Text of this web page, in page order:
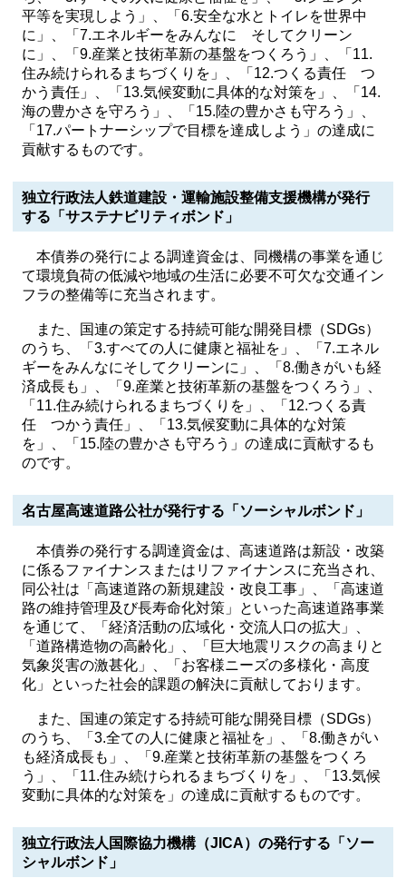
平等を実現しよう」、「6.安全な水とトイレを世界中
に」、「7.エネルギーをみんなに そしてクリーン
に」、「9.産業と技術革新の基盤をつくろう」、「11.
住み続けられるまちづくりを」、「12.つくる責任 つ
かう責任」、「13.気候変動に具体的な対策を」、「14.
海の豊かさを守ろう」、「15.陸の豊かさも守ろう」、
「17.パートナーシップで目標を達成しよう」の達成に
貢献するものです。
独立行政法人鉄道建設・運輸施設整備支援機構が発行
する「サステナビリティボンド」
本債券の発行による調達資金は、同機構の事業を通じ
て環境負荷の低減や地域の生活に必要不可欠な交通イン
フラの整備等に充当されます。
また、国連の策定する持続可能な開発目標（SDGs）
のうち、「3.すべての人に健康と福祉を」、「7.エネル
ギーをみんなにそしてクリーンに」、「8.働きがいも経
済成長も」、「9.産業と技術革新の基盤をつくろう」、
「11.住み続けられるまちづくりを」、「12.つくる責
任 つかう責任」、「13.気候変動に具体的な対策
を」、「15.陸の豊かさも守ろう」の達成に貢献するも
のです。
名古屋高速道路公社が発行する「ソーシャルボンド」
本債券の発行する調達資金は、高速道路は新設・改築
に係るファイナンスまたはリファイナンスに充当され、
同公社は「高速道路の新規建設・改良工事」、「高速道
路の維持管理及び長寿命化対策」といった高速道路事業
を通じて、「経済活動の広域化・交流人口の拡大」、
「道路構造物の高齢化」、「巨大地震リスクの高まりと
気象災害の激甚化」、「お客様ニーズの多様化・高度
化」といった社会的課題の解決に貢献しております。
また、国連の策定する持続可能な開発目標（SDGs）
のうち、「3.全ての人に健康と福祉を」、「8.働きがい
も経済成長も」、「9.産業と技術革新の基盤をつくろ
う」、「11.住み続けられるまちづくりを」、「13.気候
変動に具体的な対策を」の達成に貢献するものです。
独立行政法人国際協力機構（JICA）の発行する「ソー
シャルボンド」